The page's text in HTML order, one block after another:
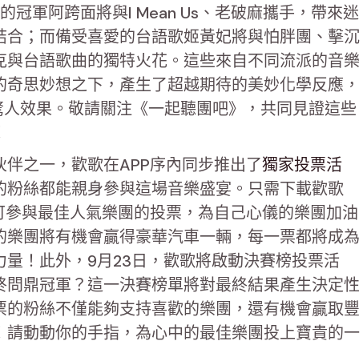
冠軍阿跨面將與I Mean Us、老破麻攜手，帶來迷
合；而備受喜愛的台語歌姬黃妃將與怕胖團、擊沉
與台語歌曲的獨特火花。這些來自不同流派的音樂
思妙想之下，產生了超越期待的美妙化學反應，
人效果。敬請關注《一起聽團吧》，共同見證這些
之一，歡歌在APP序內同步推出了獨家投票活
粉絲都能親身參與這場音樂盛宴。只需下載歡歌
與最佳人氣樂團的投票，為自己心儀的樂團加油
樂團將有機會贏得豪華汽車一輛，每一票都將成為
量！此外，9月23日，歡歌將啟動決賽榜投票活
鼎冠軍？這一決賽榜單將對最終結果產生決定性
的粉絲不僅能夠支持喜歡的樂團，還有機會贏取豐
請動動你的手指，為心中的最佳樂團投上寶貴的一